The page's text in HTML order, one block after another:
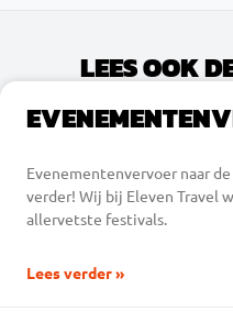
LEES OOK
Evenementenvervoer naar
verder! Wij bij Eleven Travel
allervetste festivals.
Lees verder »